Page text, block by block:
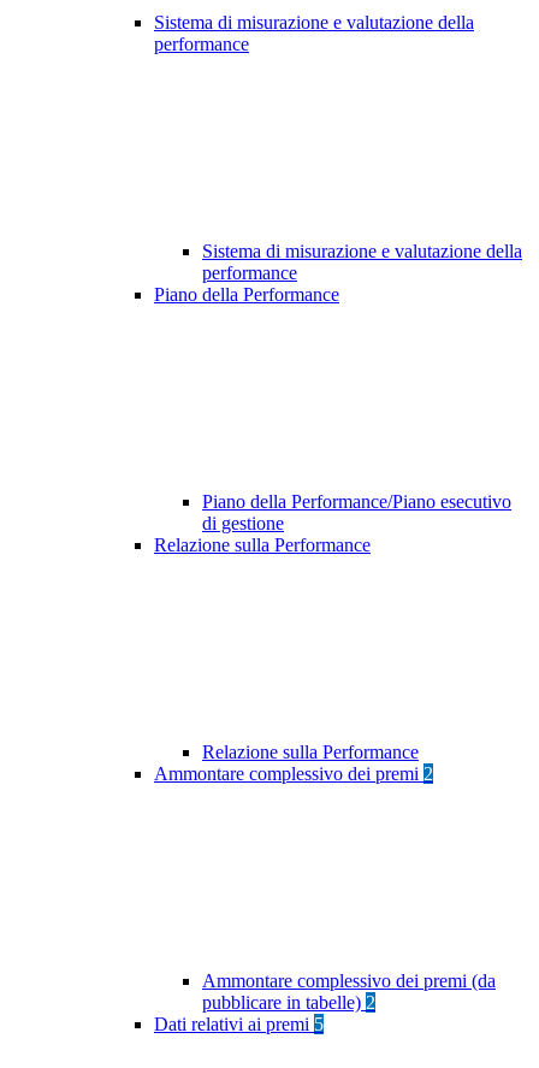
Sistema di misurazione e valutazione della
performance
Sistema di misurazione e valutazione della
performance
Piano della Performance
Piano della Performance/Piano esecutivo
di gestione
Relazione sulla Performance
Relazione sulla Performance
Ammontare complessivo dei premi 2
Ammontare complessivo dei premi (da
pubblicare in tabelle) 2
Dati relativi ai premi 5